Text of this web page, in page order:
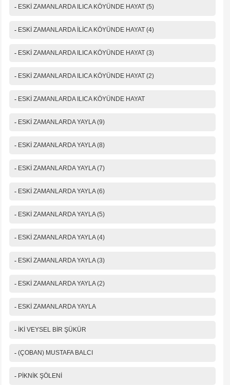
- ESKİ ZAMANLARDA ILICA KÖYÜNDE HAYAT (5)
- ESKİ ZAMANLARDA İLİCA KÖYÜNDE HAYAT (4)
- ESKİ ZAMANLARDA ILICA KÖYÜNDE HAYAT (3)
- ESKİ ZAMANLARDA ILICA KÖYÜNDE HAYAT (2)
- ESKİ ZAMANLARDA ILICA KÖYÜNDE HAYAT
- ESKİ ZAMANLARDA YAYLA (9)
- ESKİ ZAMANLARDA YAYLA (8)
- ESKİ ZAMANLARDA YAYLA (7)
- ESKİ ZAMANLARDA YAYLA (6)
- ESKİ ZAMANLARDA YAYLA (5)
- ESKİ ZAMANLARDA YAYLA (4)
- ESKİ ZAMANLARDA YAYLA (3)
- ESKİ ZAMANLARDA YAYLA (2)
- ESKİ ZAMANLARDA YAYLA
- İKİ VEYSEL BİR ŞÜKÜR
- (ÇOBAN) MUSTAFA BALCI
- PİKNİK ŞÖLENİ